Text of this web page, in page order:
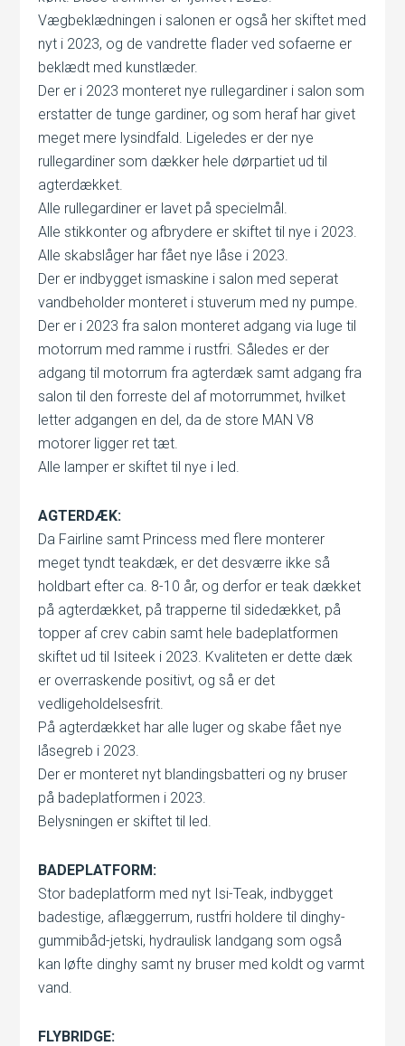
Vægbeklædningen i salonen er også her skiftet med
nyt i 2023, og de vandrette flader ved sofaerne er
beklædt med kunstlæder.
Der er i 2023 monteret nye rullegardiner i salon som
erstatter de tunge gardiner, og som heraf har givet
meget mere lysindfald. Ligeledes er der nye
rullegardiner som dækker hele dørpartiet ud til
agterdækket.
Alle rullegardiner er lavet på specielmål.
Alle stikkonter og afbrydere er skiftet til nye i 2023.
Alle skabslåger har fået nye låse i 2023.
Der er indbygget ismaskine i salon med seperat
vandbeholder monteret i stuverum med ny pumpe.
Der er i 2023 fra salon monteret adgang via luge til
motorrum med ramme i rustfri. Således er der
adgang til motorrum fra agterdæk samt adgang fra
salon til den forreste del af motorrummet, hvilket
letter adgangen en del, da de store MAN V8
motorer ligger ret tæt.
Alle lamper er skiftet til nye i led.
AGTERDÆK:
Da Fairline samt Princess med flere monterer
meget tyndt teakdæk, er det desværre ikke så
holdbart efter ca. 8-10 år, og derfor er teak dækket
på agterdækket, på trapperne til sidedækket, på
topper af crev cabin samt hele badeplatformen
skiftet ud til Isiteek i 2023. Kvaliteten er dette dæk
er overraskende positivt, og så er det
vedligeholdelsesfrit.
På agterdækket har alle luger og skabe fået nye
låsegreb i 2023.
Der er monteret nyt blandingsbatteri og ny bruser
på badeplatformen i 2023.
Belysningen er skiftet til led.
BADEPLATFORM:
Stor badeplatform med nyt Isi-Teak, indbygget
badestige, aflæggerrum, rustfri holdere til dinghy-
gummibåd-jetski, hydraulisk landgang som også
kan løfte dinghy samt ny bruser med koldt og varmt
vand.
FLYBRIDGE: